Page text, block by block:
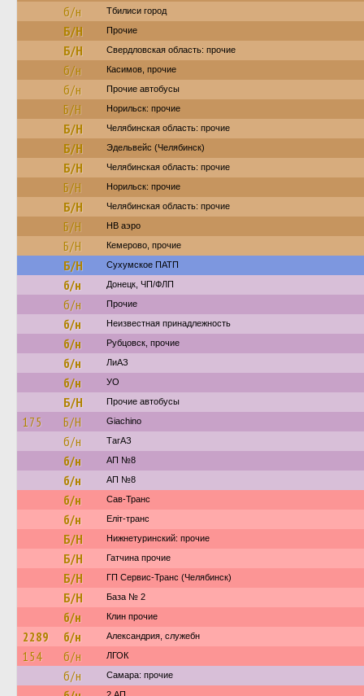
б/н Тбилиси город
Б/Н Прочие
Б/Н Свердловская область: прочие
б/н Касимов, прочие
б/н Прочие автобусы
Б/Н Норильск: прочие
Б/Н Челябинская область: прочие
Б/Н Эдельвейс (Челябинск)
Б/Н Челябинская область: прочие
Б/Н Норильск: прочие
Б/Н Челябинская область: прочие
Б/Н НВ аэро
Б/Н Кемерово, прочие
Б/Н Сухумское ПАТП
б/н Донецк, ЧП/ФЛП
б/н Прочие
б/н Неизвестная принадлежность
б/н Рубцовск, прочие
б/н ЛиАЗ
б/н УО
Б/Н Прочие автобусы
175 Б/Н Giachino
б/н ТагАЗ
б/н АП №8
б/н АП №8
б/н Сав-Транс
б/н Еліт-транс
Б/Н Нижнетуринский: прочие
Б/Н Гатчина прочие
Б/Н ГП Сервис-Транс (Челябинск)
Б/Н База № 2
б/н Клин прочие
2289 б/н Александрия, служебн
154 б/н ЛГОК
б/н Самара: прочие